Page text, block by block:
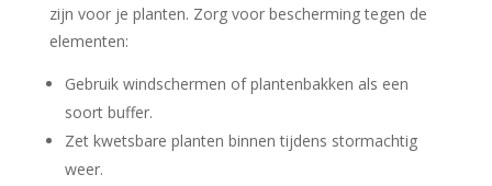
zijn voor je planten. Zorg voor bescherming tegen de
elementen:
Gebruik windschermen of plantenbakken als een
soort buffer.
Zet kwetsbare planten binnen tijdens stormachtig
weer.